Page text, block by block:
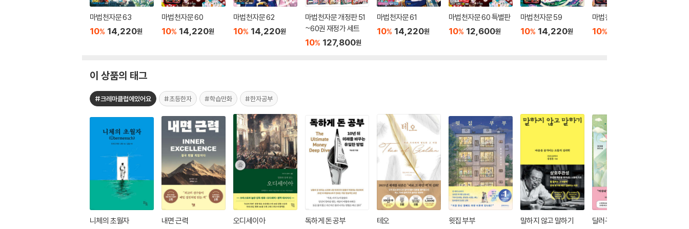
마법천자문 63
10% 14,220원
마법천자문 60
10% 14,220원
마법천자문 62
10% 14,220원
마법천자문 개정판 51
~60권 재정가 세트
10% 127,800원
마법천자문 61
10% 14,220원
마법천자문 60 특별판
10% 12,600원
마법천자문 59
10% 14,220원
마법천자문 58
10%
이 상품의 태그
#크레마클럽에있어요 #초등한자 #학습만화 #한자공부
니체의 초월자 내면 근력 오디세이아 독하게 돈 공부 테오 윗집 부부 말하지 않고 말하기 달러구트 꿈 백화점 0